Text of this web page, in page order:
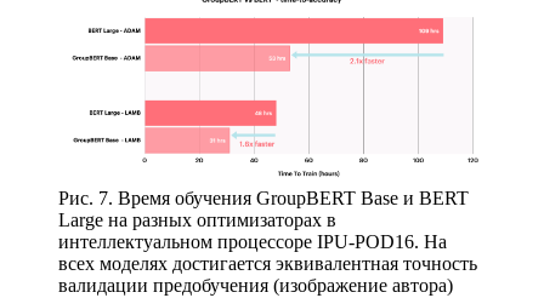
Рис. 7. Время обучения GroupBERT Base и BERT
Large на разных оптимизаторах в
интеллектуальном процессоре IPU-POD16. На
всех моделях достигается эквивалентная точность
валидации предобучения (изображение автора)